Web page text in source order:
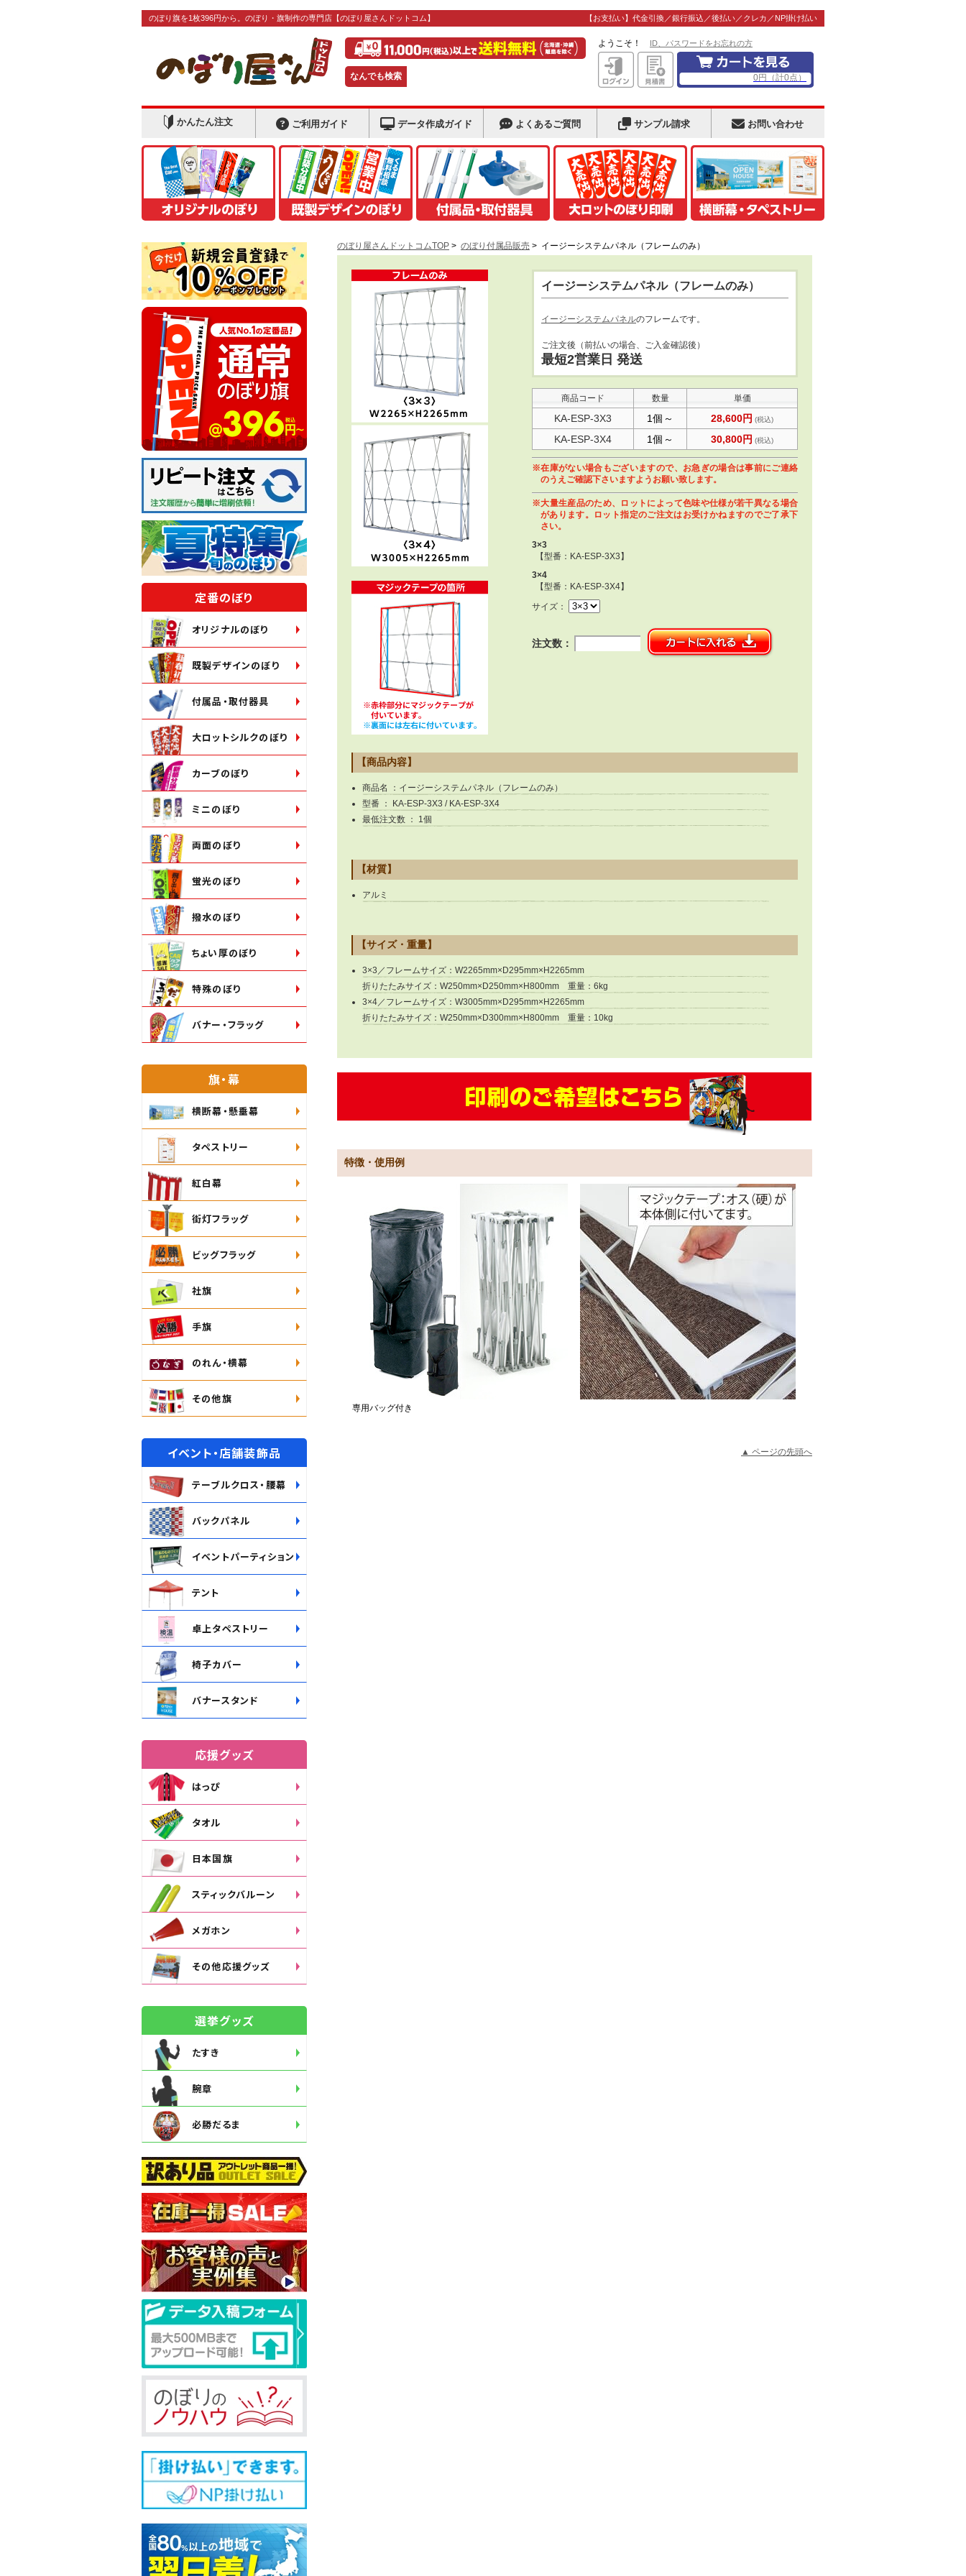
のぼり旗を1枚396円から。のぼり・旗制作の専門店 【のぼり屋さんドットコム】 【お支払い】代金引換／銀行振込／後払い／クレカ／NP掛け払い
なんでも検索
ようこそ！ ID、パスワードをお忘れの方
0円 （計0点）
かんたん注文 ご利用ガイド データ作成ガイド よくあるご質問 サンプル請求 お問い合わせ
のぼり屋さんドットコムTOP > のぼり付属品販売 > イージーシステムパネル（フレームのみ）
イージーシステムパネル（フレームのみ）
イージーシステムパネルのフレームです。
ご注文後（前払いの場合、ご入金確認後）
最短2営業日 発送
商品コード 数量 単価
KA-ESP-3X3 1個～ 28,600円 (税込)
KA-ESP-3X4 1個～ 30,800円 (税込)
※在庫がない場合もございますので、お急ぎの場合は事前にご連絡
のうえご確認下さいますようお願い致します。
※大量生産品のため、ロットによって色味や仕様が若干異なる場合
があります。ロット指定のご注文はお受けかねますのでご了承下
さい。
3×3
【型番：KA-ESP-3X3】
3×4
【型番：KA-ESP-3X4】
サイズ：
注文数：
【商品内容】
商品名 ：イージーシステムパネル（フレームのみ）
型番 ： KA-ESP-3X3 / KA-ESP-3X4
最低注文数 ： 1個
【材質】
アルミ
【サイズ・重量】
3×3／フレームサイズ：W2265mm×D295mm×H2265mm
折りたたみサイズ：W250mm×D250mm×H800mm 重量：6kg
3×4／フレームサイズ：W3005mm×D295mm×H2265mm
折りたたみサイズ：W250mm×D300mm×H800mm 重量：10kg
特徴・使用例
専用バッグ付き
▲ ページの先頭へ
定番のぼり
オリジナルのぼり
既製デザインのぼり
付属品・取付器具
大ロットシルクのぼり
カーブのぼり
ミニのぼり
両面のぼり
蛍光のぼり
撥水のぼり
ちょい厚のぼり
特殊のぼり
バナー・フラッグ
旗・幕
横断幕・懸垂幕
タペストリー
紅白幕
街灯フラッグ
ビッグフラッグ
社旗
手旗
のれん・横幕
その他旗
イベント・店舗装飾品
テーブルクロス・腰幕
バックパネル
イベントパーティション
テント
卓上タペストリー
椅子カバー
バナースタンド
応援グッズ
はっぴ
タオル
日本国旗
スティックバルーン
メガホン
その他応援グッズ
選挙グッズ
たすき
腕章
必勝だるま